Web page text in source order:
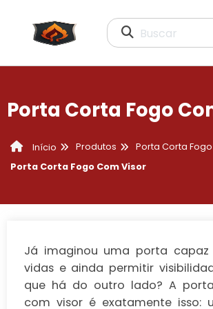
Buscar
Porta Corta Fogo
Início Produtos
Porta Corta Fogo
Porta Corta Fogo Com Visor
Já imaginou uma porta
vidas e ainda permitir
que há do outro lado? A
com visor é exatamente isso: